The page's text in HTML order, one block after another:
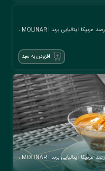
دوشات اسپرسو (دبل) تهیه شده از دان 100 درصد عربیکا ایتالیایی برند MOLINARI ،
افزودن به سبد
دوشات اسپرسو (دبل) تهیه شده از دان 100 درصد عربیکا ایتالیایی برند MOLINARI ،